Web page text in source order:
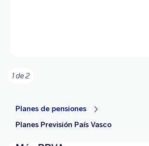
1 de 2
Planes de pensiones
Planes Previsión País Vasco